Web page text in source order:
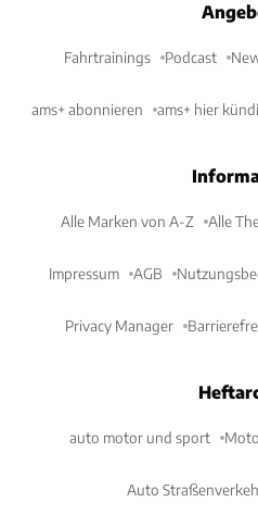
Fahrtrainings Podcast
ams+ abonnieren ams+ hier
Alle Marken von A-Z Alle
Impressum AGB
Privacy Manager
auto motor und sport
Auto